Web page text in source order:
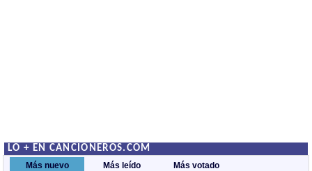
LO + EN CANCIONEROS.COM
Más nuevo Más leído Más votado